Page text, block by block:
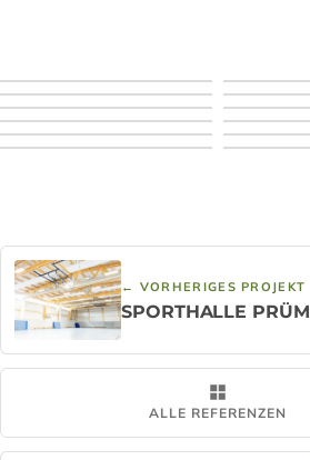
← VORHERIGES PROJEKT
SPORTHALLE PRÜM
ALLE REFERENZEN